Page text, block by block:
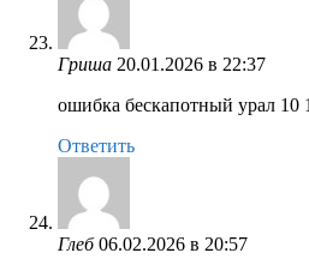
Гриша 20.01.2026 в 22:37
ошибка бескапотный урал 10
Ответить
Глеб 06.02.2026 в 20:57